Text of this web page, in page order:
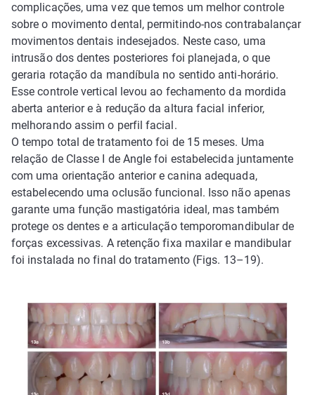
complicações, uma vez que temos um melhor controle
sobre o movimento dental, permitindo-nos contrabalançar
movimentos dentais indesejados. Neste caso, uma
intrusão dos dentes posteriores foi planejada, o que
geraria rotação da mandíbula no sentido anti-horário.
Esse controle vertical levou ao fechamento da mordida
aberta anterior e à redução da altura facial inferior,
melhorando assim o perfil facial.
O tempo total de tratamento foi de 15 meses. Uma
relação de Classe I de Angle foi estabelecida juntamente
com uma orientação anterior e canina adequada,
estabelecendo uma oclusão funcional. Isso não apenas
garante uma função mastigatória ideal, mas também
protege os dentes e a articulação temporomandibular de
forças excessivas. A retenção fixa maxilar e mandibular
foi instalada no final do tratamento (Figs. 13–19).